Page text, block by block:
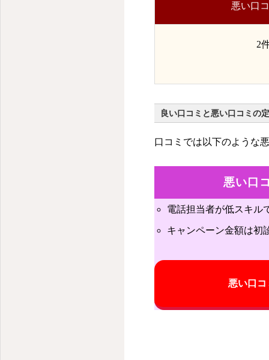
悪い口
2
良い口コミと悪い口コミの
口コミでは以下のような
悪い口
電話担当者が低スキル
キャンペーン金額は初
悪い口コ